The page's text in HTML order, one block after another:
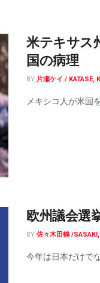
米テキサス
国の病理
BY 片瀬ケイ / KATASE,
メキシコ人が米国
欧州議会選
BY 佐々木田鶴 /
今年は日本だけで